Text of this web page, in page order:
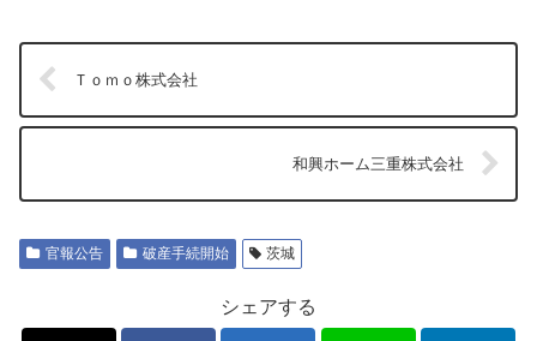
Ｔｏｍｏ株式会社
和興ホーム三重株式会社
官報公告 破産手続開始 茨城
シェアする